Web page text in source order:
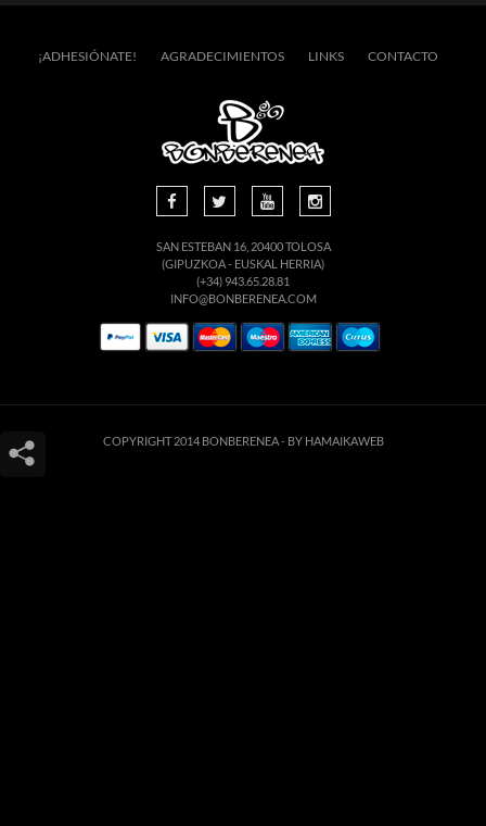
¡ADHESIÓNATE! AGRADECIMIENTOS LINKS CONTACTO
SAN ESTEBAN 16, 20400 TOLOSA
(GIPUZKOA - EUSKAL HERRIA)
(+34) 943.65.28.81
INFO@BONBERENEA.COM
COPYRIGHT 2014 BONBERENEA - BY HAMAIKAWEB